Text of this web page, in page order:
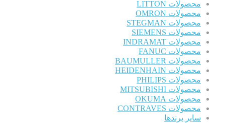
محصولات LITTON
محصولات OMRON
محصولات STEGMAN
محصولات SIEMENS
محصولات INDRAMAT
محصولات FANUC
محصولات BAUMULLER
محصولات HEIDENHAIN
محصولات PHILIPS
محصولات MITSUBISHI
محصولات OKUMA
محصولات CONTRAVES
سایر برندها